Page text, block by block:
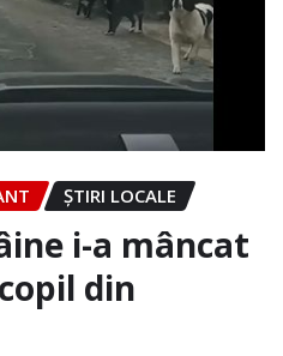
ȘTIRI LOCALE
i-a mâncat
din